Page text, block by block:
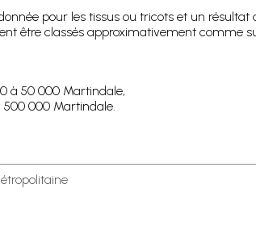
pour les tissus ou tricots et un
être classés approximativement comme
à 50 000 Martindale,
500 000 Martindale.